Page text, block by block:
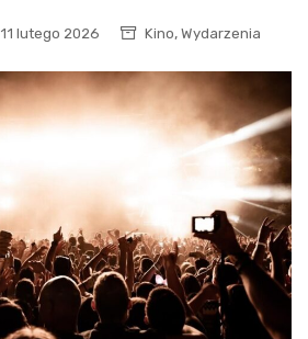
11 lutego 2026 Kino, Wydarzenia